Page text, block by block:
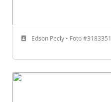
Edson Pecly • Foto #3183351